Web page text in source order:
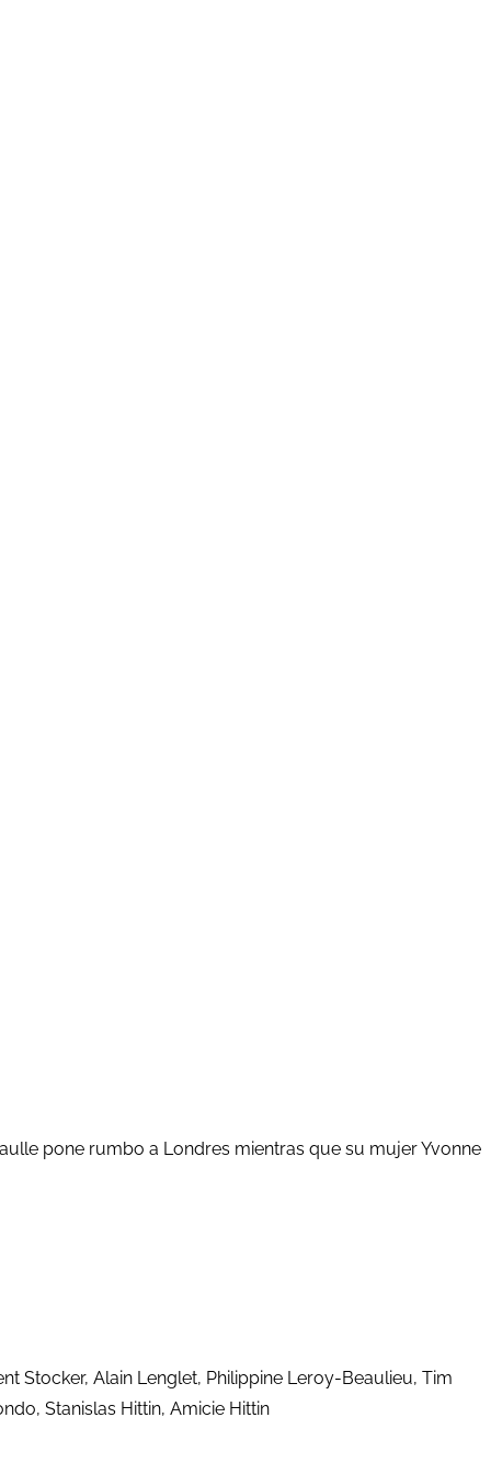
pone rumbo a Londres mientras que su mujer Yvonne
Stocker, Alain Lenglet, Philippine Leroy-Beaulieu, Tim
Stanislas Hittin, Amicie Hittin